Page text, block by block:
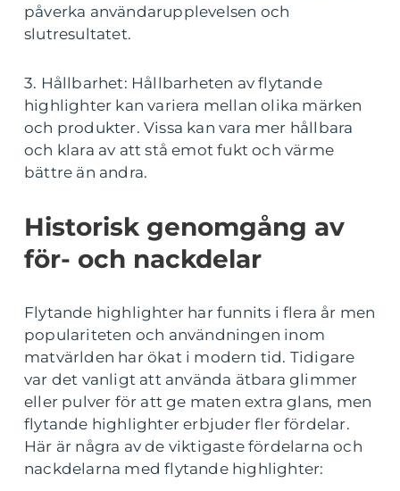
påverka användarupplevelsen och
slutresultatet.
3. Hållbarhet: Hållbarheten av flytande
highlighter kan variera mellan olika märken
och produkter. Vissa kan vara mer hållbara
och klara av att stå emot fukt och värme
bättre än andra.
Historisk genomgång av
för- och nackdelar
Flytande highlighter har funnits i flera år men
populariteten och användningen inom
matvärlden har ökat i modern tid. Tidigare
var det vanligt att använda ätbara glimmer
eller pulver för att ge maten extra glans, men
flytande highlighter erbjuder fler fördelar.
Här är några av de viktigaste fördelarna och
nackdelarna med flytande highlighter: